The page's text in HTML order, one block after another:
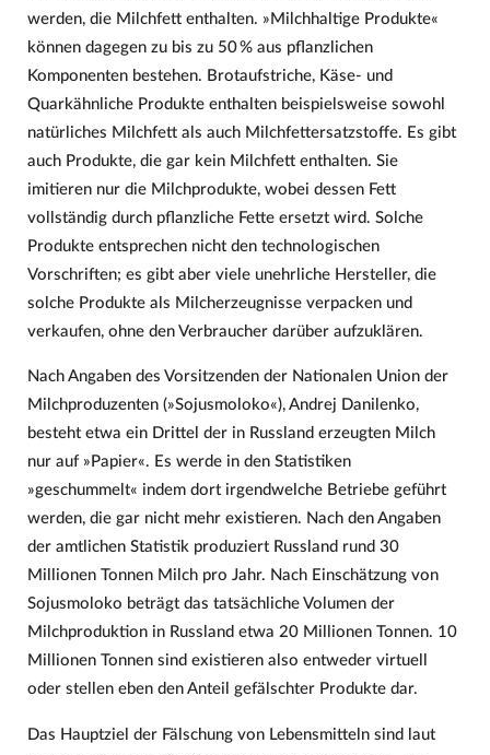
werden, die Milchfett enthalten. »Milchhaltige Produkte«
können dagegen zu bis zu 50 % aus pflanzlichen
Komponenten bestehen. Brotaufstriche, Käse- und
Quarkähnliche Produkte enthalten beispielsweise sowohl
natürliches Milchfett als auch Milchfettersatzstoffe. Es gibt
auch Produkte, die gar kein Milchfett enthalten. Sie
imitieren nur die Milchprodukte, wobei dessen Fett
vollständig durch pflanzliche Fette ersetzt wird. Solche
Produkte entsprechen nicht den technologischen
Vorschriften; es gibt aber viele unehrliche Hersteller, die
solche Produkte als Milcherzeugnisse verpacken und
verkaufen, ohne den Verbraucher darüber aufzuklären.
Nach Angaben des Vorsitzenden der Nationalen Union der
Milchproduzenten (»Sojusmoloko«), Andrej Danilenko,
besteht etwa ein Drittel der in Russland erzeugten Milch
nur auf »Papier«. Es werde in den Statistiken
»geschummelt« indem dort irgendwelche Betriebe geführt
werden, die gar nicht mehr existieren. Nach den Angaben
der amtlichen Statistik produziert Russland rund 30
Millionen Tonnen Milch pro Jahr. Nach Einschätzung von
Sojusmoloko beträgt das tatsächliche Volumen der
Milchproduktion in Russland etwa 20 Millionen Tonnen. 10
Millionen Tonnen sind existieren also entweder virtuell
oder stellen eben den Anteil gefälschter Produkte dar.
Das Hauptziel der Fälschung von Lebensmitteln sind laut